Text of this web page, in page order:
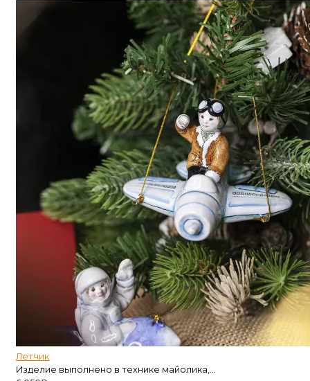
Летчик
Изделие выполнено в технике майолика,...